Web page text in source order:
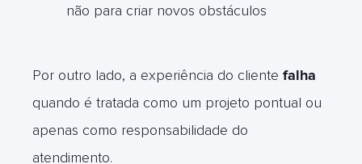
não para criar novos obstáculos
Por outro lado, a experiência do cliente falha
quando é tratada como um projeto pontual ou
apenas como responsabilidade do
atendimento.